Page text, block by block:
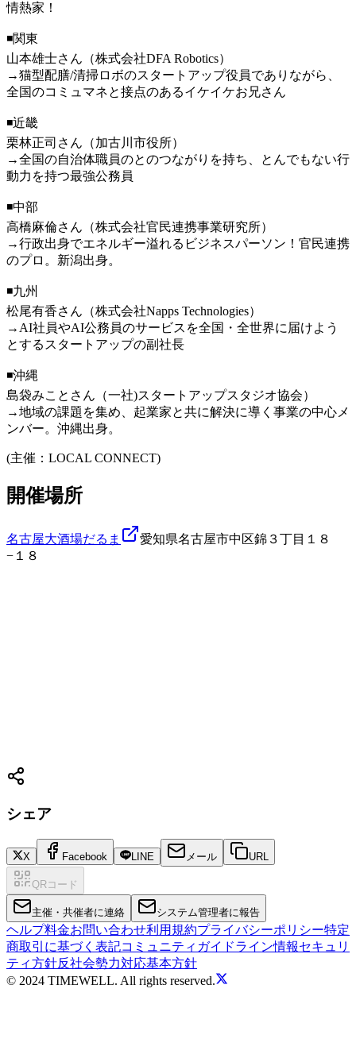
情熱家！
◾️関東
山本雄士さん（株式会社DFA Robotics）
→猫型配膳/清掃ロボのスタートアップ役員でありながら、
全国のコミュマネと接点のあるイケイケお兄さん
◾️近畿
栗林正司さん（加古川市役所）
→全国の自治体職員のとのつながりを持ち、とんでもない行
動力を持つ最強公務員
◾️中部
高橋麻倫さん（株式会社官民連携事業研究所）
→行政出身でエネルギー溢れるビジネスパーソン！官民連携
のプロ。新潟出身。
◾️九州
松尾有香さん（株式会社Napps Technologies）
→AI社員やAI公務員のサービスを全国・全世界に届けよう
とするスタートアップの副社長
◾️沖縄
島袋みことさん（一社)スタートアップスタジオ協会）
→地域の課題を集め、起業家と共に解決に導く事業の中心メ
ンバー。沖縄出身。
(主催：LOCAL CONNECT)
開催場所
名古屋大酒場だるま
愛知県名古屋市中区錦３丁目１８
−１８
シェア
X Facebook LINE メール URL
QRコード
主催・共催者に連絡 システム管理者に報告
ヘルプ料金お問い合わせ利用規約プライバシーポリシー特定
商取引に基づく表記コミュニティガイドライン情報セキュリ
ティ方針反社会勢力対応基本方針
© 2024 TIMEWELL. All rights reserved.